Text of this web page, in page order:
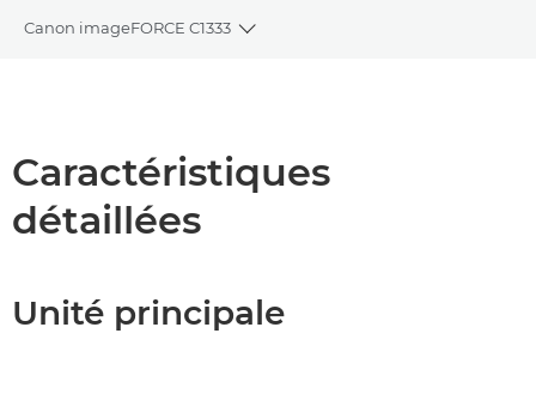
Canon imageFORCE C1333
Toggle breadcrumbs
Assistance
Caractéristiques
détaillées
Unité principale